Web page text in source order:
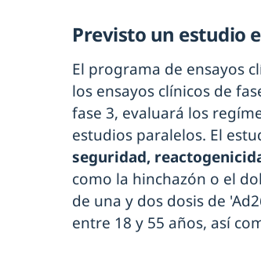
Previsto un estudio
El programa de ensayos
los ensayos clínicos de
fase 3, evaluará los
estudios paralelos. El
seguridad,
como la hinchazón o el
de una y dos dosis de
entre 18 y 55 años, así